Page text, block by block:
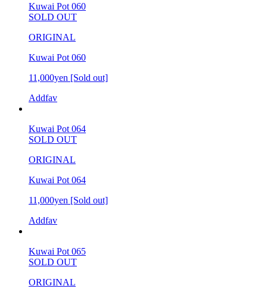
Kuwai Pot 060
SOLD OUT
ORIGINAL
Kuwai Pot 060
11,000yen [Sold out]
Addfav
Kuwai Pot 064
SOLD OUT
ORIGINAL
Kuwai Pot 064
11,000yen [Sold out]
Addfav
Kuwai Pot 065
SOLD OUT
ORIGINAL